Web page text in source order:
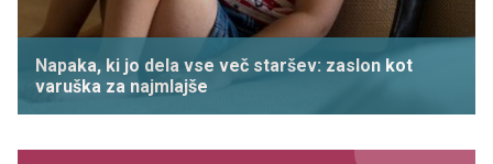
Napaka, ki jo dela vse več staršev: zaslon kot
varuška za najmlajše